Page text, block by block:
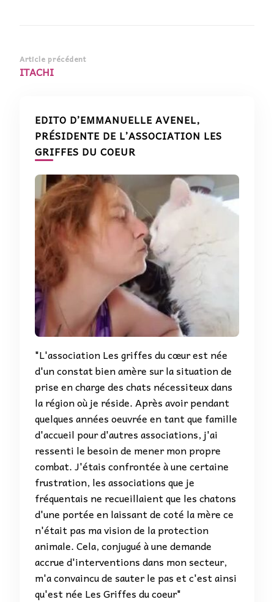
Navigation
d’article
Article précédent
ITACHI
EDITO D’EMMANUELLE AVENEL,
PRÉSIDENTE DE L’ASSOCIATION LES
GRIFFES DU COEUR
"L'association Les griffes du cœur est née
d'un constat bien amère sur la situation de
prise en charge des chats nécessiteux dans
la région où je réside. Après avoir pendant
quelques années oeuvrée en tant que famille
d'accueil pour d'autres associations, j'ai
ressenti le besoin de mener mon propre
combat. J'étais confrontée à une certaine
frustration, les associations que je
fréquentais ne recueillaient que les chatons
d'une portée en laissant de coté la mère ce
n'était pas ma vision de la protection
animale. Cela, conjugué à une demande
accrue d'interventions dans mon secteur,
m'a convaincu de sauter le pas et c'est ainsi
qu'est née Les Griffes du coeur"